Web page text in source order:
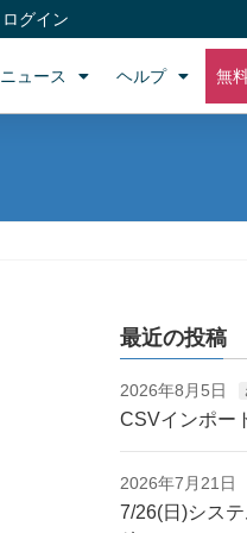
ログイン
ニュース ヘルプ 無
最近の投稿
2026年8月5日
CSVインポー
2026年7月21日
7/26(日)シス